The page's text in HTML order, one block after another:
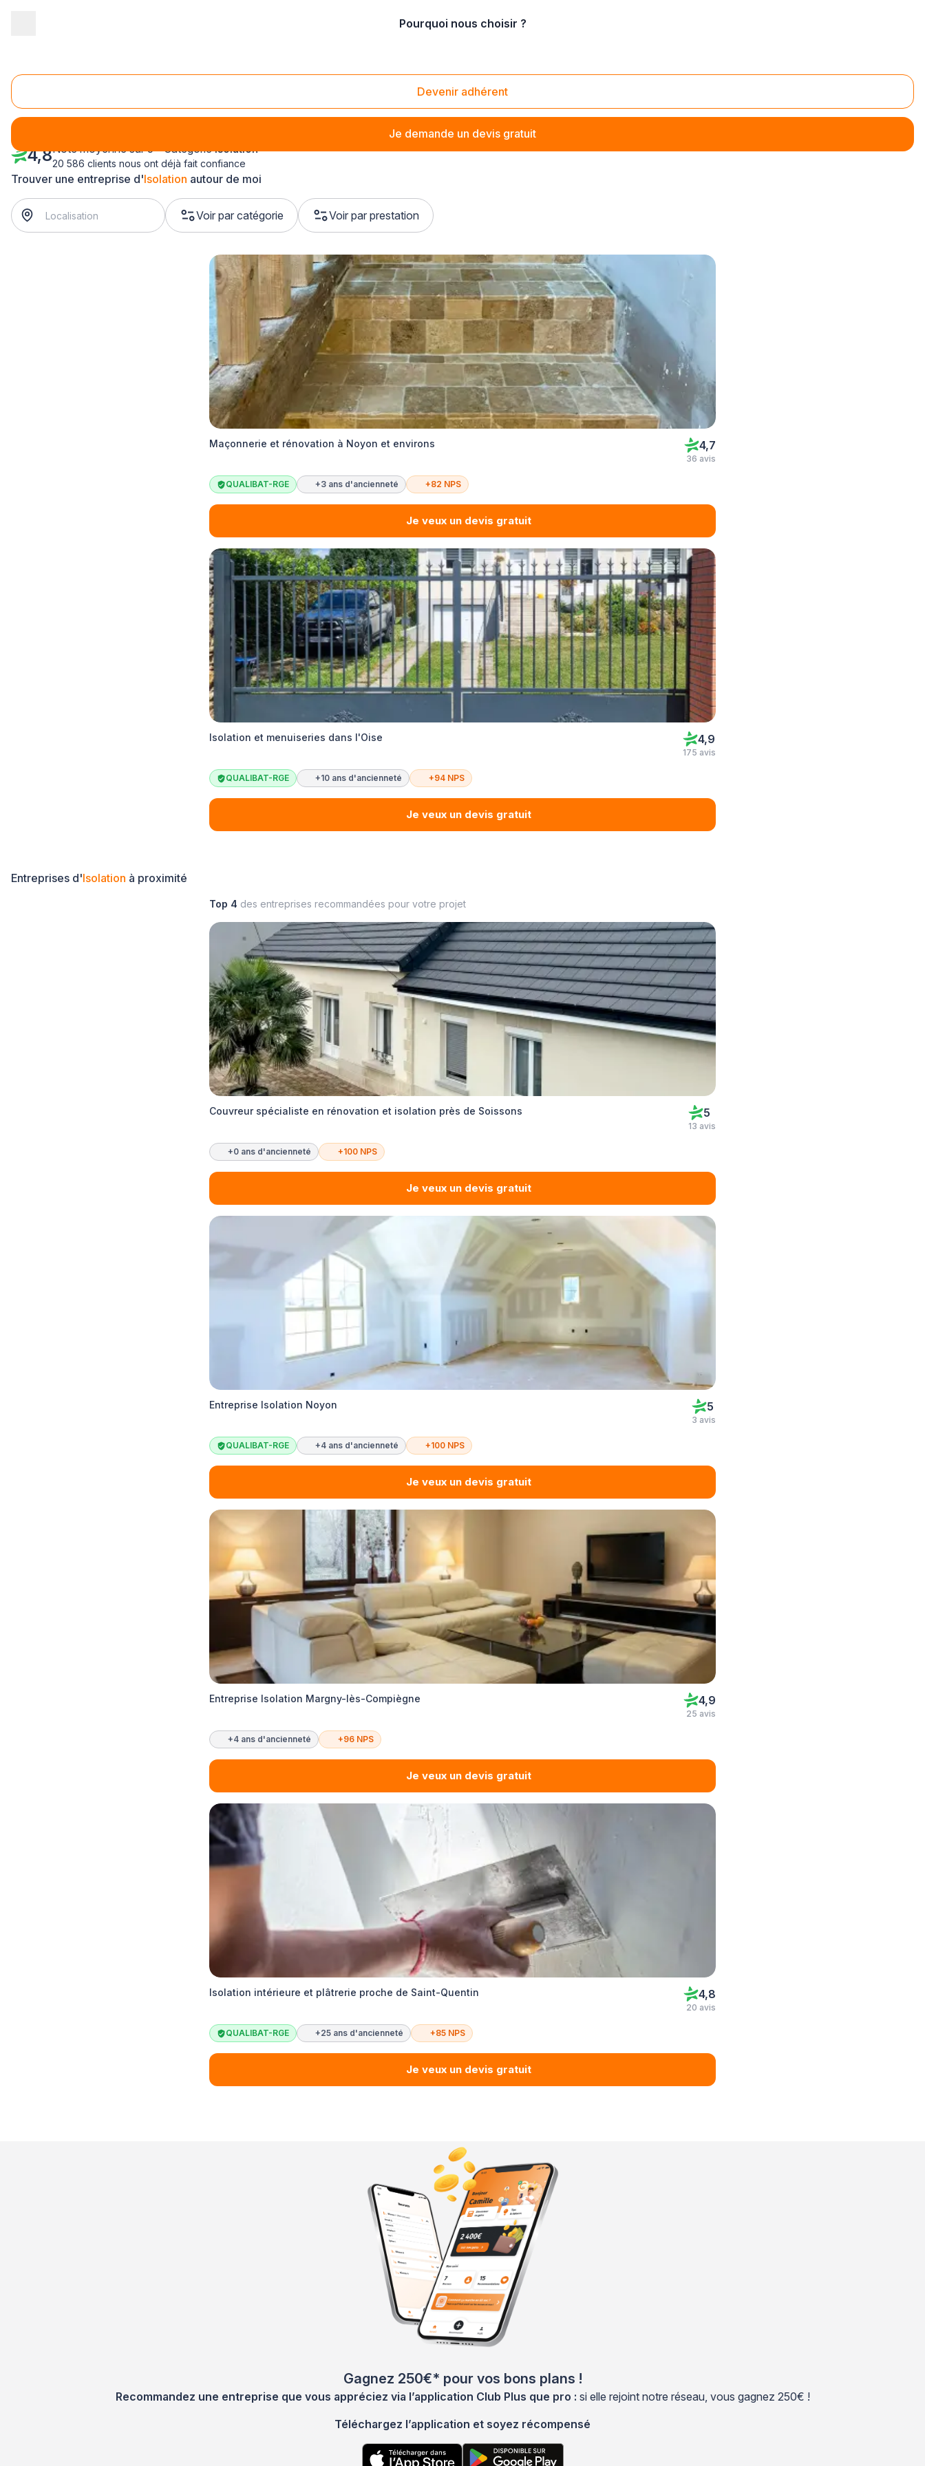
Pourquoi nous choisir ?
Devenir adhérent
Je demande un devis gratuit
Isolation Noyon (60400)
Trouver une entreprise d'Isolation autour de moi
Voir par catégorie Voir par prestation
4,8Note moyenne sur 5 - CatégorieIsolation
20 586 clients nous ont déjà fait confiance
Maçonnerie et rénovation à Noyon et environs 4,7
36 avis
QUALIBAT-RGE +3 ans d'ancienneté +82 NPS
Je veux un devis gratuit
Isolation et menuiseries dans l'Oise 4,9
175 avis
QUALIBAT-RGE +10 ans d'ancienneté +94 NPS
Je veux un devis gratuit
Entreprises d'Isolation à proximité
Top 4 des entreprises recommandées pour votre projet
Couvreur spécialiste en rénovation et isolation près de Soissons 5
13 avis
+0 ans d'ancienneté +100 NPS
Je veux un devis gratuit
Entreprise Isolation Noyon 5
3 avis
QUALIBAT-RGE +4 ans d'ancienneté +100 NPS
Je veux un devis gratuit
Entreprise Isolation Margny-lès-Compiègne 4,9
25 avis
+4 ans d'ancienneté +96 NPS
Je veux un devis gratuit
Isolation intérieure et plâtrerie proche de Saint-Quentin 4,8
20 avis
QUALIBAT-RGE +25 ans d'ancienneté +85 NPS
Je veux un devis gratuit
Gagnez 250€* pour vos bons plans !
Recommandez une entreprise que vous appréciez via l’application Club Plus que pro : si elle rejoint notre réseau, vous gagnez 250€ !
Téléchargez l’application et soyez récompensé